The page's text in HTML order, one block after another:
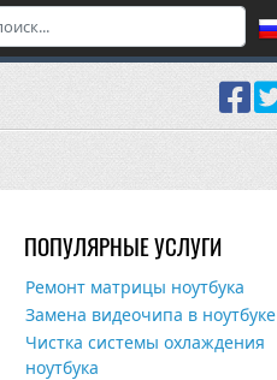
ПОПУЛЯРНЫЕ УСЛУГИ
Ремонт матрицы ноутбука
Замена видеочипа в ноутбуке
Чистка системы охлаждения
ноутбука